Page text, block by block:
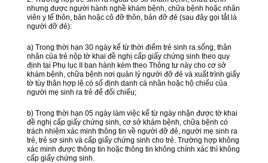
nhưng được người hành nghề khám bệnh, chữa bệnh hoặc nhân
viên y tế thôn, bản hoặc cô đỡ thôn, bản đỡ đẻ (sau đây gọi tắt là
người đỡ đẻ):
a) Trong thời hạn 30 ngày kể từ thời điểm trẻ sinh ra sống, thân
nhân của trẻ nộp tờ khai đề nghị cấp giấy chứng sinh theo quy
định tại Phụ lục II ban hành kèm theo Thông tư này cho cơ sở
khám bệnh, chữa bệnh nơi quản lý người đỡ đẻ và xuất trình giấy
tờ tùy thân hợp lệ có số định danh cá nhân hoặc hộ chiếu của
người mẹ sinh ra trẻ để đối chiếu;
b) Trong thời hạn 05 ngày làm việc kể từ ngày nhận được tờ khai
đề nghị cấp giấy chứng sinh, cơ sở khám bệnh, chữa bệnh có
trách nhiệm xác minh thông tin về người đỡ đẻ, người mẹ sinh ra
trẻ, trẻ sơ sinh và cấp giấy chứng sinh cho trẻ. Trường hợp không
xác minh được thông tin hoặc thông tin không chính xác thì không
cấp giấy chứng sinh.